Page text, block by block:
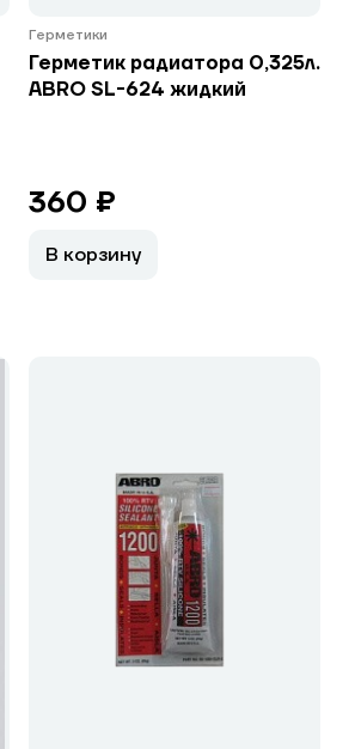
Герметики
Герметик радиатора 0,325л.
ABRO SL-624 жидкий
360 ₽
В корзину